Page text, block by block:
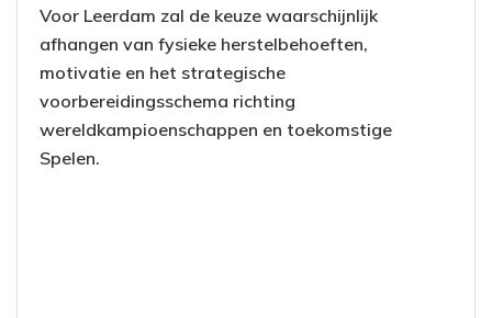
Voor Leerdam zal de keuze waarschijnlijk
afhangen van fysieke herstelbehoeften,
motivatie en het strategische
voorbereidingsschema richting
wereldkampioenschappen en toekomstige
Spelen.